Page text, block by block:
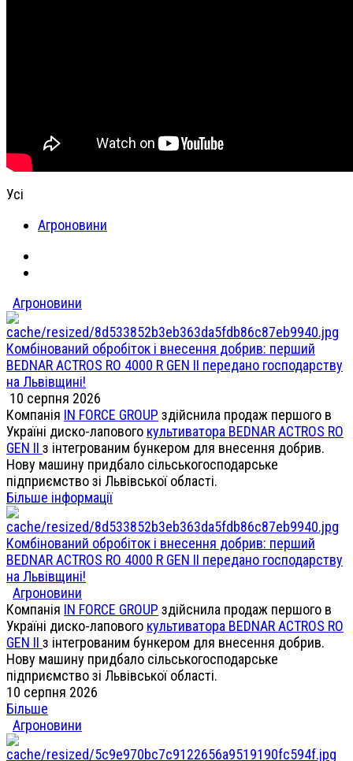
Усі
Агроновини
Агроновини
Комбінований обробіток і внесення добрив: перший
BEDNAR ACTROS RO 4000 R GEN II передано господарству
на Львівщині!
10 серпня 2026
Компанія IN FORCE GROUP здійснила продаж першого в
Україні диско-лапового культиватора BEDNAR ACTROS RO
GEN II з інтегрованим бункером для внесення добрив.
Нову машину придбало сільськогосподарське
підприємство зі Львівської області.
Більше інформації
Комбінований обробіток і внесення добрив: перший
BEDNAR ACTROS RO 4000 R GEN II передано господарству
на Львівщині!
Агроновини
Компанія IN FORCE GROUP здійснила продаж першого в
Україні диско-лапового культиватора BEDNAR ACTROS RO
GEN II з інтегрованим бункером для внесення добрив.
Нову машину придбало сільськогосподарське
підприємство зі Львівської області.
10 серпня 2026
Більше
Агроновини